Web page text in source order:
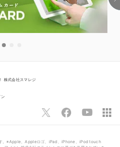
株式会社スマレジ
ン
。※Apple、Appleロゴ、iPad、iPhone、iPod touch